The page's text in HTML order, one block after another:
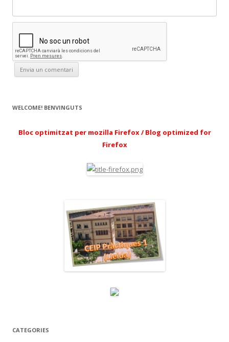
WELCOME! BENVINGUTS
Bloc optimitzat per mozilla Firefox / Blog optimized for
Firefox
CATEGORIES